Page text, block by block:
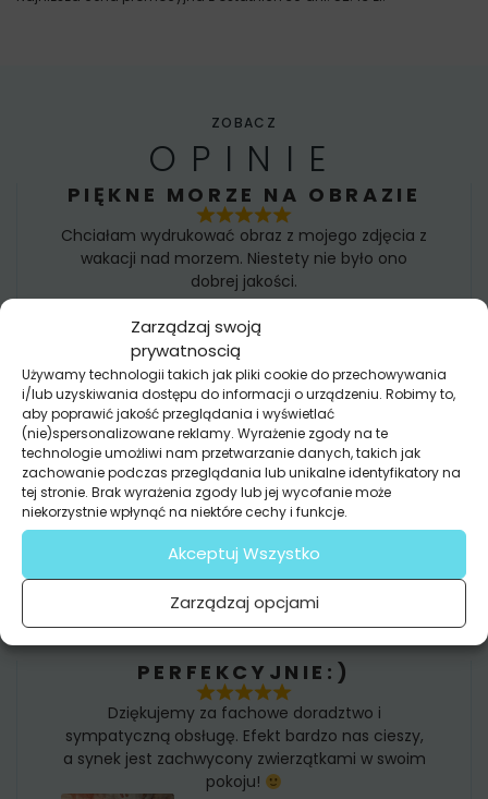
Zarządzaj swoją
prywatnoscią
Używamy technologii takich jak pliki cookie do przechowywania
i/lub uzyskiwania dostępu do informacji o urządzeniu. Robimy to,
aby poprawić jakość przeglądania i wyświetlać
(nie)spersonalizowane reklamy. Wyrażenie zgody na te
technologie umożliwi nam przetwarzanie danych, takich jak
zachowanie podczas przeglądania lub unikalne identyfikatory na
tej stronie. Brak wyrażenia zgody lub jej wycofanie może
niekorzystnie wpłynąć na niektóre cechy i funkcje.
Akceptuj Wszystko
Zarządzaj opcjami
ZOBACZ
OPINIE
PIĘKNE MORZE NA OBRAZIE
Chciałam wydrukować obraz z mojego zdjęcia z
wakacji nad morzem. Niestety nie było ono
dobrej jakości.
Zaproponowali mi jednak wybór z bazy grafik i
mam prawie identyczny obraz w dużo lepszej
jakości niż moje zdjęcie
Nikola
FOTOTAPETA TO ŚWIETNE
ROZWIĄZANIE!
Mąż chciał tylko malować ściany. Ja chciałam
odmiany.
I mamy teraz piękny las w salonie
Fototapeta to był świetny pomysł!
Kamilka
PERFEKCYJNIE:)
Dziękujemy za fachowe doradztwo i
sympatyczną obsługę. Efekt bardzo nas cieszy,
a synek jest zachwycony zwierzątkami w swoim
pokoju!